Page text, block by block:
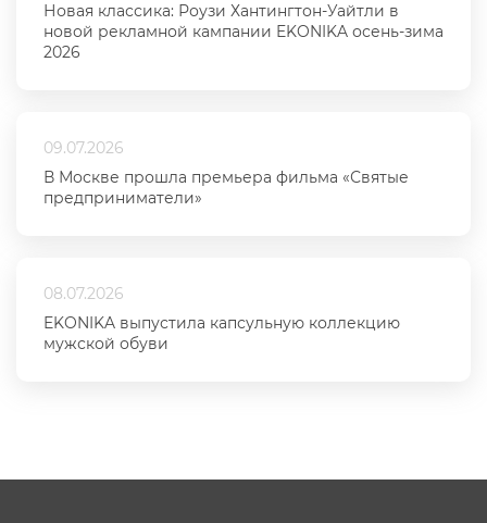
Новая классика: Роузи Хантингтон-Уайтли в
новой рекламной кампании EKONIKA осень-зима
2026
09.07.2026
В Москве прошла премьера фильма «Святые
предприниматели»
08.07.2026
EKONIKA выпустила капсульную коллекцию
мужской обуви